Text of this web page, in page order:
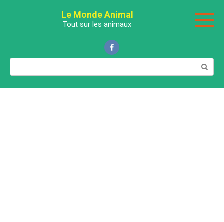
Le Monde Animal
Tout sur les animaux
Поиск: